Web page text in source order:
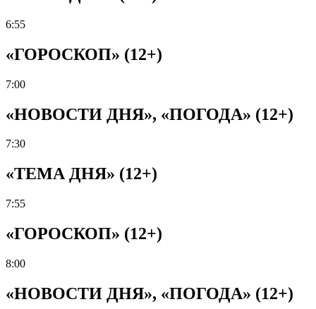
6:55
«ГОРОСКОП» (12+)
7:00
«НОВОСТИ ДНЯ», «ПОГОДА» (12+)
7:30
«ТЕМА ДНЯ» (12+)
7:55
«ГОРОСКОП» (12+)
8:00
«НОВОСТИ ДНЯ», «ПОГОДА» (12+)